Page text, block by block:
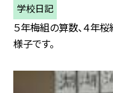
学校日記
５年梅組の算数、４年
様子です。